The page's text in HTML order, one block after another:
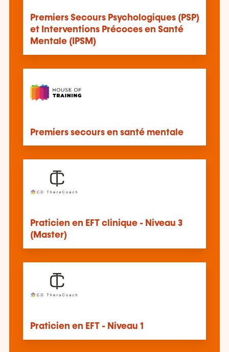
Premiers Secours Psychologiques (PSP)
et Interventions Précoces en Santé
Mentale (IPSM)
Premiers secours en santé mentale
Praticien en EFT clinique - Niveau 3
(Master)
Praticien en EFT - Niveau 1